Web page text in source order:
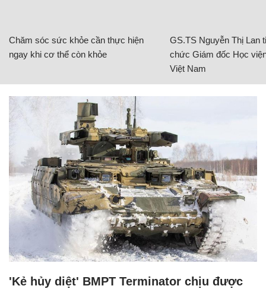
Chăm sóc sức khỏe cần thực hiện
ngay khi cơ thể còn khỏe
GS.TS Nguyễn Thị Lan
chức Giám đốc Học
Việt Nam
'Kẻ hủy diệt' BMPT Terminator chịu được